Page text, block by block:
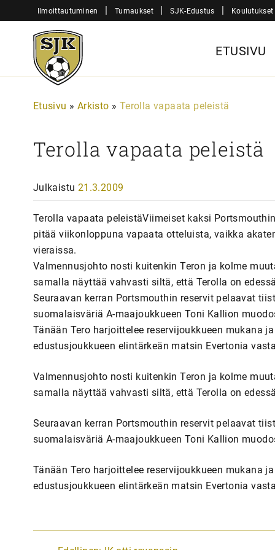
sisältöön
Ilmoittautuminen | Turnaukset | SJK-Edustus | Koulutukset
Sjk-
Juniorit
ETUSIVU
Etusivu » Arkisto » Terolla vapaata peleistä
Terolla vapaata peleistä
Julkaistu 21.3.2009
Terolla vapaata peleistäViimeiset kaksi
pitää viikonloppuna vapaata otteluista, vaikka
vieraissa.
Valmennusjohto nosti kuitenkin Teron ja kolme
samalla näyttää vahvasti siltä, että Terolla on
Seuraavan kerran Portsmouthin reservit pelaavat
suomalaisväriä A-maajoukkueen Toni Kallion
Tänään Tero harjoittelee reservijoukkueen mukana
edustusjoukkueen elintärkeän matsin Evertonia
Valmennusjohto nosti kuitenkin Teron ja kolme
samalla näyttää vahvasti siltä, että Terolla on
Seuraavan kerran Portsmouthin reservit pelaavat
suomalaisväriä A-maajoukkueen Toni Kallion
Tänään Tero harjoittelee reservijoukkueen mukana
edustusjoukkueen elintärkeän matsin Evertonia